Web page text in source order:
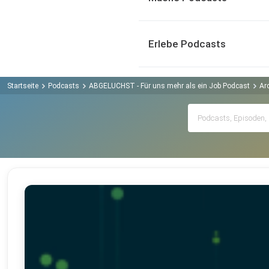
Erlebe Podcasts
Startseite Podcasts ABGELUCHST - Für uns mehr als ein Job Podcast